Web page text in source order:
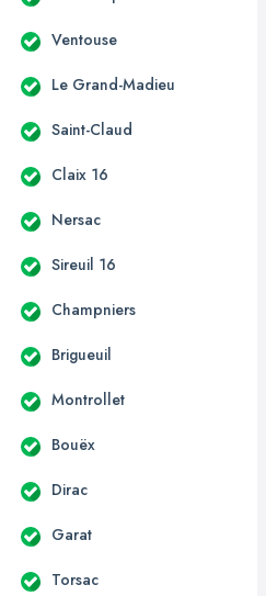
Ventouse
Le Grand-Madieu
Saint-Claud
Claix 16
Nersac
Sireuil 16
Champniers
Brigueuil
Montrollet
Bouëx
Dirac
Garat
Torsac